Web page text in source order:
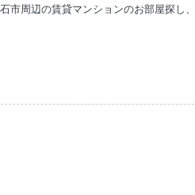
市周辺の賃貸マンションのお部屋探し